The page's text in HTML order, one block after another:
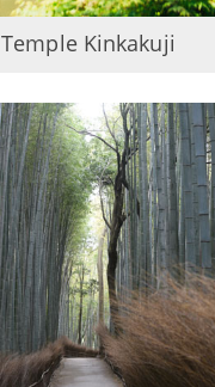
Temple Kinkakuji